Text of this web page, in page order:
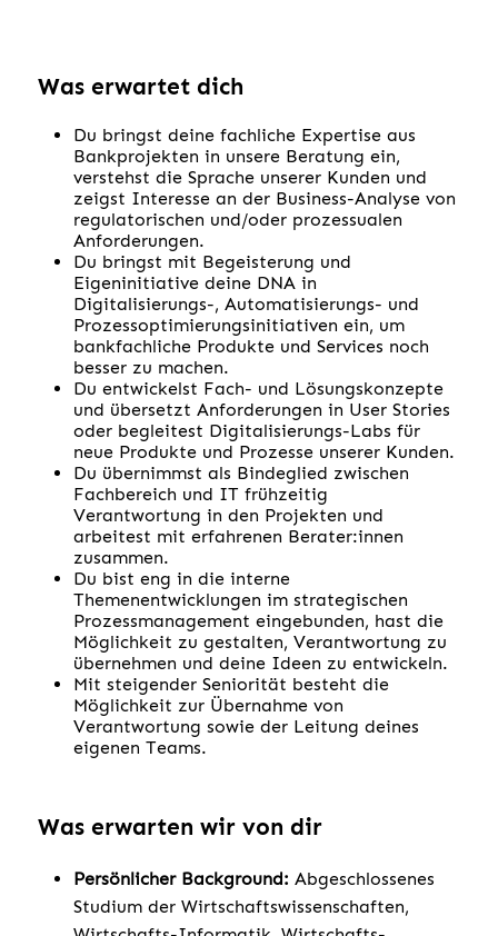
Was erwartet dich
Du bringst deine fachliche Expertise aus
Bankprojekten in unsere Beratung ein,
verstehst die Sprache unserer Kunden und
zeigst Interesse an der Business-Analyse von
regulatorischen und/oder prozessualen
Anforderungen.
Du bringst mit Begeisterung und
Eigeninitiative deine DNA in
Digitalisierungs-, Automatisierungs- und
Prozessoptimierungsinitiativen ein, um
bankfachliche Produkte und Services noch
besser zu machen.
Du entwickelst Fach- und Lösungskonzepte
und übersetzt Anforderungen in User Stories
oder begleitest Digitalisierungs-Labs für
neue Produkte und Prozesse unserer Kunden.
Du übernimmst als Bindeglied zwischen
Fachbereich und IT frühzeitig
Verantwortung in den Projekten und
arbeitest mit erfahrenen Berater:innen
zusammen.
Du bist eng in die interne
Themenentwicklungen im strategischen
Prozessmanagement eingebunden, hast die
Möglichkeit zu gestalten, Verantwortung zu
übernehmen und deine Ideen zu entwickeln.
Mit steigender Seniorität besteht die
Möglichkeit zur Übernahme von
Verantwortung sowie der Leitung deines
eigenen Teams.
Was erwarten wir von dir
Persönlicher Background: Abgeschlossenes
Studium der Wirtschaftswissenschaften,